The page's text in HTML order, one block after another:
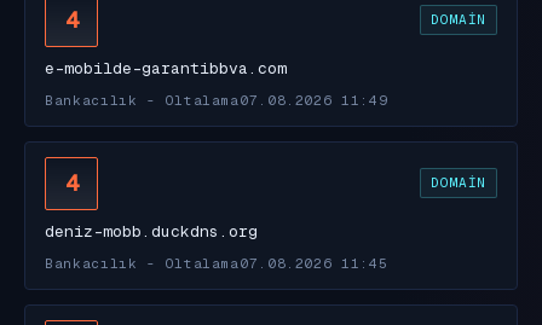
4 DOMAIN
e-mobilde-garantibbva.com
Bankacılık - Oltalama 07.08.2026 11:49
4 DOMAIN
deniz-mobb.duckdns.org
Bankacılık - Oltalama 07.08.2026 11:45